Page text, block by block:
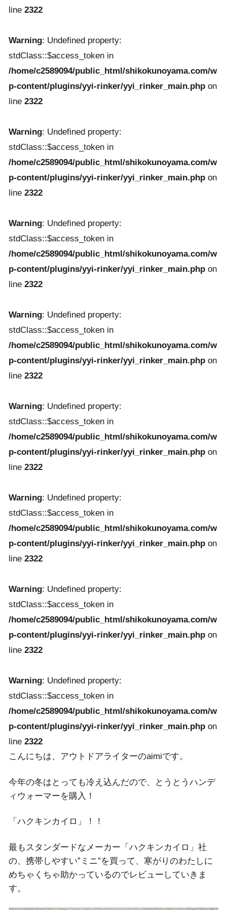
line 2322
Warning: Undefined property:
stdClass::$access_token in
/home/c2589094/public_html/shikokunoyama.com/w
p-content/plugins/yyi-rinker/yyi_rinker_main.php on
line 2322
Warning: Undefined property:
stdClass::$access_token in
/home/c2589094/public_html/shikokunoyama.com/w
p-content/plugins/yyi-rinker/yyi_rinker_main.php on
line 2322
Warning: Undefined property:
stdClass::$access_token in
/home/c2589094/public_html/shikokunoyama.com/w
p-content/plugins/yyi-rinker/yyi_rinker_main.php on
line 2322
Warning: Undefined property:
stdClass::$access_token in
/home/c2589094/public_html/shikokunoyama.com/w
p-content/plugins/yyi-rinker/yyi_rinker_main.php on
line 2322
Warning: Undefined property:
stdClass::$access_token in
/home/c2589094/public_html/shikokunoyama.com/w
p-content/plugins/yyi-rinker/yyi_rinker_main.php on
line 2322
Warning: Undefined property:
stdClass::$access_token in
/home/c2589094/public_html/shikokunoyama.com/w
p-content/plugins/yyi-rinker/yyi_rinker_main.php on
line 2322
Warning: Undefined property:
stdClass::$access_token in
/home/c2589094/public_html/shikokunoyama.com/w
p-content/plugins/yyi-rinker/yyi_rinker_main.php on
line 2322
Warning: Undefined property:
stdClass::$access_token in
/home/c2589094/public_html/shikokunoyama.com/w
p-content/plugins/yyi-rinker/yyi_rinker_main.php on
line 2322
こんにちは、アウトドアライターのaimiです。
今年の冬はとっても冷え込んだので、とうとうハンデ
ィウォーマーを購入！
「ハクキンカイロ」！！
最もスタンダードなメーカー「ハクキンカイロ」社
の、携帯しやすい”ミニ”を買って、寒がりのわたしに
めちゃくちゃ助かっているのでレビューしていきま
す。